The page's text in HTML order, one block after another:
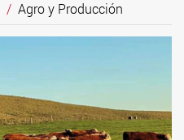
Agro y Producción